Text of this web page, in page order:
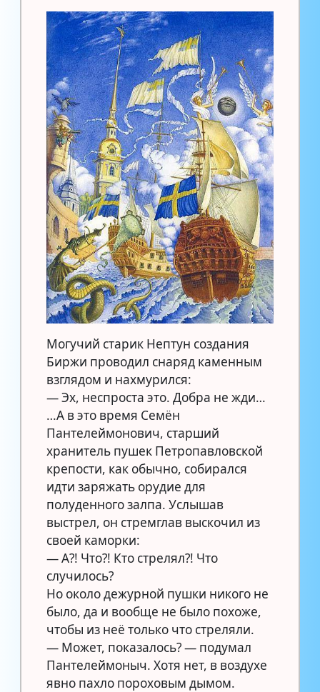
Могучий старик Нептун создания
Биржи проводил снаряд каменным
взглядом и нахмурился:
— Эх, неспроста это. Добра не жди…
…А в это время Семён
Пантелеймонович, старший
хранитель пушек Петропавловской
крепости, как обычно, собирался
идти заряжать орудие для
полуденного залпа. Услышав
выстрел, он стремглав выскочил из
своей каморки:
— А?! Что?! Кто стрелял?! Что
случилось?
Но около дежурной пушки никого не
было, да и вообще не было похоже,
чтобы из неё только что стреляли.
— Может, показалось? — подумал
Пантелеймоныч. Хотя нет, в воздухе
явно пахло пороховым дымом.